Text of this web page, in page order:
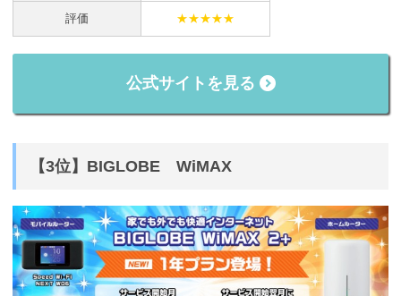
評価 ★★★★★
公式サイトを見る
【3位】BIGLOBE WiMAX